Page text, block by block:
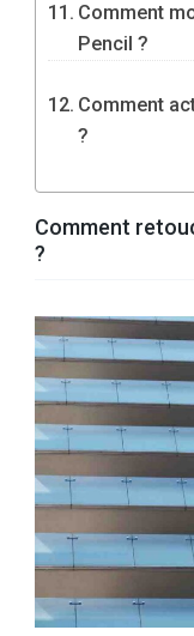
Comment
Pencil ?
Comment
?
Comment
?